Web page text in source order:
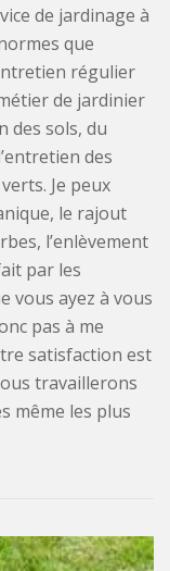
de jardinage à
que
régulier
de jardinier
des sols, du
des
Je peux
le rajout
l’enlèvement
par les
vous ayez à vous
pas à me
satisfaction est
travaillerons
même les plus